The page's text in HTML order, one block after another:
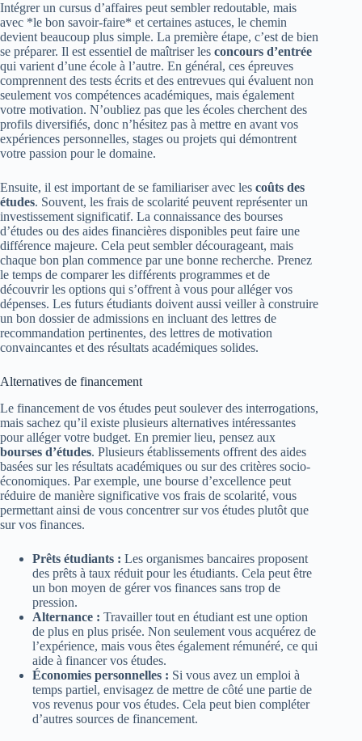
Intégrer un cursus d’affaires peut sembler redoutable, mais
avec *le bon savoir-faire* et certaines astuces, le chemin
devient beaucoup plus simple. La première étape, c’est de bien
se préparer. Il est essentiel de maîtriser les concours d’entrée
qui varient d’une école à l’autre. En général, ces épreuves
comprennent des tests écrits et des entrevues qui évaluent non
seulement vos compétences académiques, mais également
votre motivation. N’oubliez pas que les écoles cherchent des
profils diversifiés, donc n’hésitez pas à mettre en avant vos
expériences personnelles, stages ou projets qui démontrent
votre passion pour le domaine.
Ensuite, il est important de se familiariser avec les coûts des
études. Souvent, les frais de scolarité peuvent représenter un
investissement significatif. La connaissance des bourses
d’études ou des aides financières disponibles peut faire une
différence majeure. Cela peut sembler décourageant, mais
chaque bon plan commence par une bonne recherche. Prenez
le temps de comparer les différents programmes et de
découvrir les options qui s’offrent à vous pour alléger vos
dépenses. Les futurs étudiants doivent aussi veiller à construire
un bon dossier de admissions en incluant des lettres de
recommandation pertinentes, des lettres de motivation
convaincantes et des résultats académiques solides.
Alternatives de financement
Le financement de vos études peut soulever des interrogations,
mais sachez qu’il existe plusieurs alternatives intéressantes
pour alléger votre budget. En premier lieu, pensez aux
bourses d’études. Plusieurs établissements offrent des aides
basées sur les résultats académiques ou sur des critères socio-
économiques. Par exemple, une bourse d’excellence peut
réduire de manière significative vos frais de scolarité, vous
permettant ainsi de vous concentrer sur vos études plutôt que
sur vos finances.
Prêts étudiants : Les organismes bancaires proposent
des prêts à taux réduit pour les étudiants. Cela peut être
un bon moyen de gérer vos finances sans trop de
pression.
Alternance : Travailler tout en étudiant est une option
de plus en plus prisée. Non seulement vous acquérez de
l’expérience, mais vous êtes également rémunéré, ce qui
aide à financer vos études.
Économies personnelles : Si vous avez un emploi à
temps partiel, envisagez de mettre de côté une partie de
vos revenus pour vos études. Cela peut bien compléter
d’autres sources de financement.